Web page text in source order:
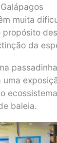
Galápagos
muita
propósito
da
baleia.